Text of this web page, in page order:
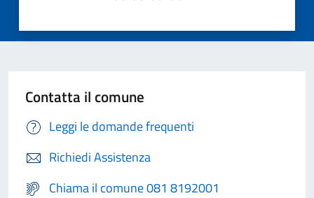
Contatta il comune
Leggi le domande frequenti
Richiedi Assistenza
Chiama il comune 081 8192001